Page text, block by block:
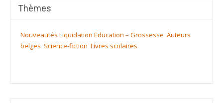
Thèmes
Nouveautés Liquidation Education – Grossesse Auteurs
belges Science-fiction Livres scolaires